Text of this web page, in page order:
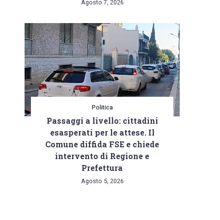
Agosto 7, 2026
Politica
Passaggi a livello: cittadini
esasperati per le attese. Il
Comune diffida FSE e chiede
intervento di Regione e
Prefettura
Agosto 5, 2026